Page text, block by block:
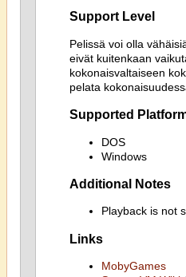
Support Level
Pelissä voi olla
eivät kuitenkaan
kokonaisvaltaiseen
pelata
Supported
DOS
Windows
Additional Notes
Playback is not
Links
MobyGames